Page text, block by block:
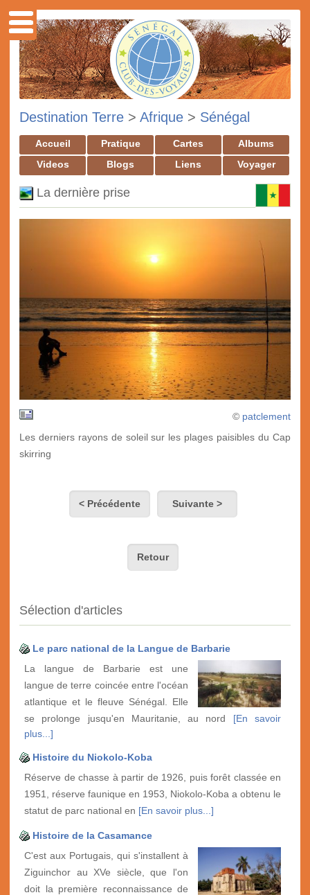
Destination Terre > Afrique > Sénégal
Accueil Pratique Cartes
Albums
Videos
Blogs Liens Voyager
La dernière prise
© patclement
Les derniers rayons de soleil sur les plages paisibles du Cap
skirring
< Précédente Suivante >
Retour
Sélection d'articles
Le parc national de la Langue de Barbarie
La langue de Barbarie est une
langue de terre coincée entre l'océan
atlantique et le fleuve Sénégal. Elle
se prolonge jusqu'en Mauritanie, au nord [En savoir
plus...]
Histoire du Niokolo-Koba
Réserve de chasse à partir de 1926, puis forêt classée en
1951, réserve faunique en 1953, Niokolo-Koba a obtenu le
statut de parc national en [En savoir plus...]
Histoire de la Casamance
C'est aux Portugais, qui s'installent à
Ziguinchor au XVe siècle, que l'on
doit la première reconnaissance de